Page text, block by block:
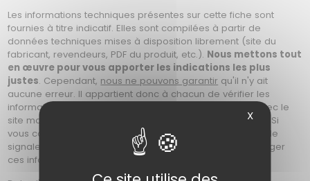
Les informations techniques présentes sur cette fiche sont
fournies à titre indicatif. Elles sont compilées à partir de
données techniques mises à disposition librement (site du
fabricant, revendeurs, PDF du produit, etc.). Nous mettons tout
en œuvre pour vous apporter les indications les plus
justes. Cependant, nous ne pouvons garantir qu'il n'y ait
aucune erreur. Il appartient donc à chacun de vérifier les
informations avant son achat, soit en prenant contact avec le
site marchand, ou en se référant au site du constructeur. Si
vous constatez une erreur sur cette fiche, merci de nous le
signaler en nous contactant afin que nous puissions corriger
ces informations. Photos non contractuelles.
X